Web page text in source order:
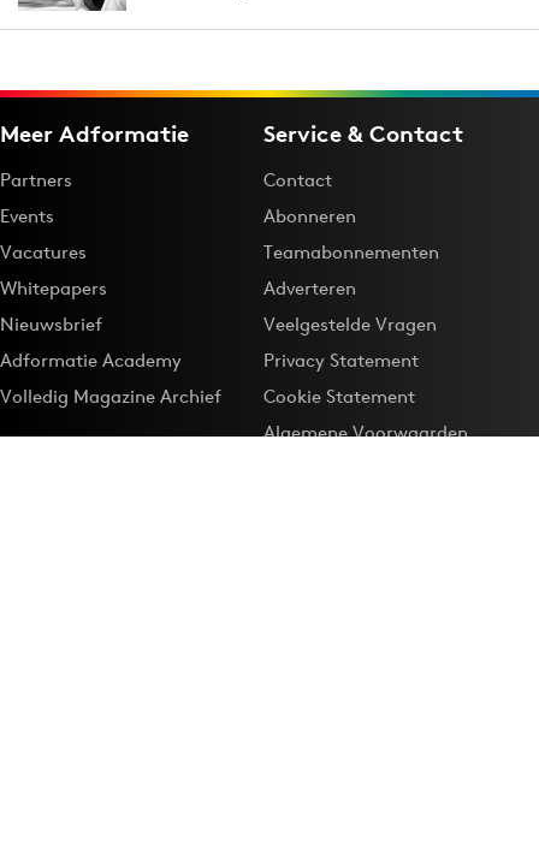
Meer Adformatie
Partners
Events
Vacatures
Whitepapers
Nieuwsbrief
Adformatie Academy
Volledig Magazine Archief
Service & Contact
Contact
Abonneren
Teamabonnementen
Adverteren
Veelgestelde Vragen
Privacy Statement
Cookie Statement
Algemene Voorwaarden